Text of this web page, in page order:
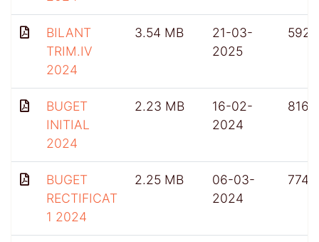
BILANT
TRIM.IV
2024
3.54 MB
21-03-
2025
592
BUGET
INITIAL
2024
2.23 MB
16-02-
2024
816
BUGET
RECTIFICAT
1 2024
2.25 MB
06-03-
2024
774